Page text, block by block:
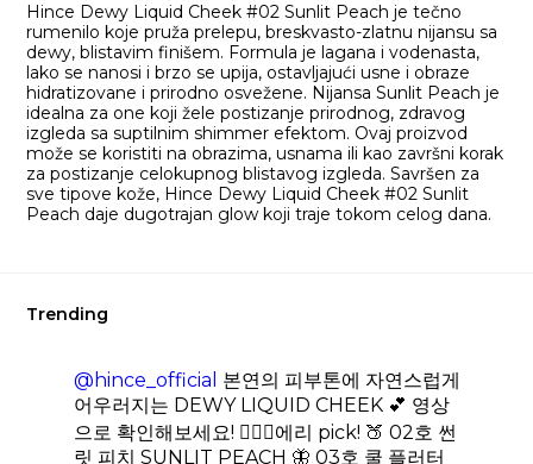
Hince Dewy Liquid Cheek #02 Sunlit Peach je tečno
rumenilo koje pruža prelepu, breskvasto-zlatnu nijansu sa
dewy, blistavim finišem. Formula je lagana i vodenasta,
lako se nanosi i brzo se upija, ostavljajući usne i obraze
hidratizovane i prirodno osvežene. Nijansa Sunlit Peach je
idealna za one koji žele postizanje prirodnog, zdravog
izgleda sa suptilnim shimmer efektom. Ovaj proizvod
može se koristiti na obrazima, usnama ili kao završni korak
za postizanje celokupnog blistavog izgleda. Savršen za
sve tipove kože, Hince Dewy Liquid Cheek #02 Sunlit
Peach daje dugotrajan glow koji traje tokom celog dana.
Trending
@hince_official 본연의 피부톤에 자연스럽게
어우러지는 DEWY LIQUID CHEEK 💕 영상
으로 확인해보세요! 🧚🏻‍♀️에리 pick! 🍑 02호 썬
릿 피치 SUNLIT PEACH 🦋 03호 쿨 플러터